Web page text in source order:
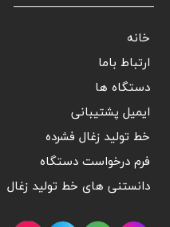
خانه
ارتباط باما
دستگاه ها
ایمیل پشتیبانی
خط تولید زغال فشرده
فرم درخواست دستگاه
دانستنی های خط تولید زغال